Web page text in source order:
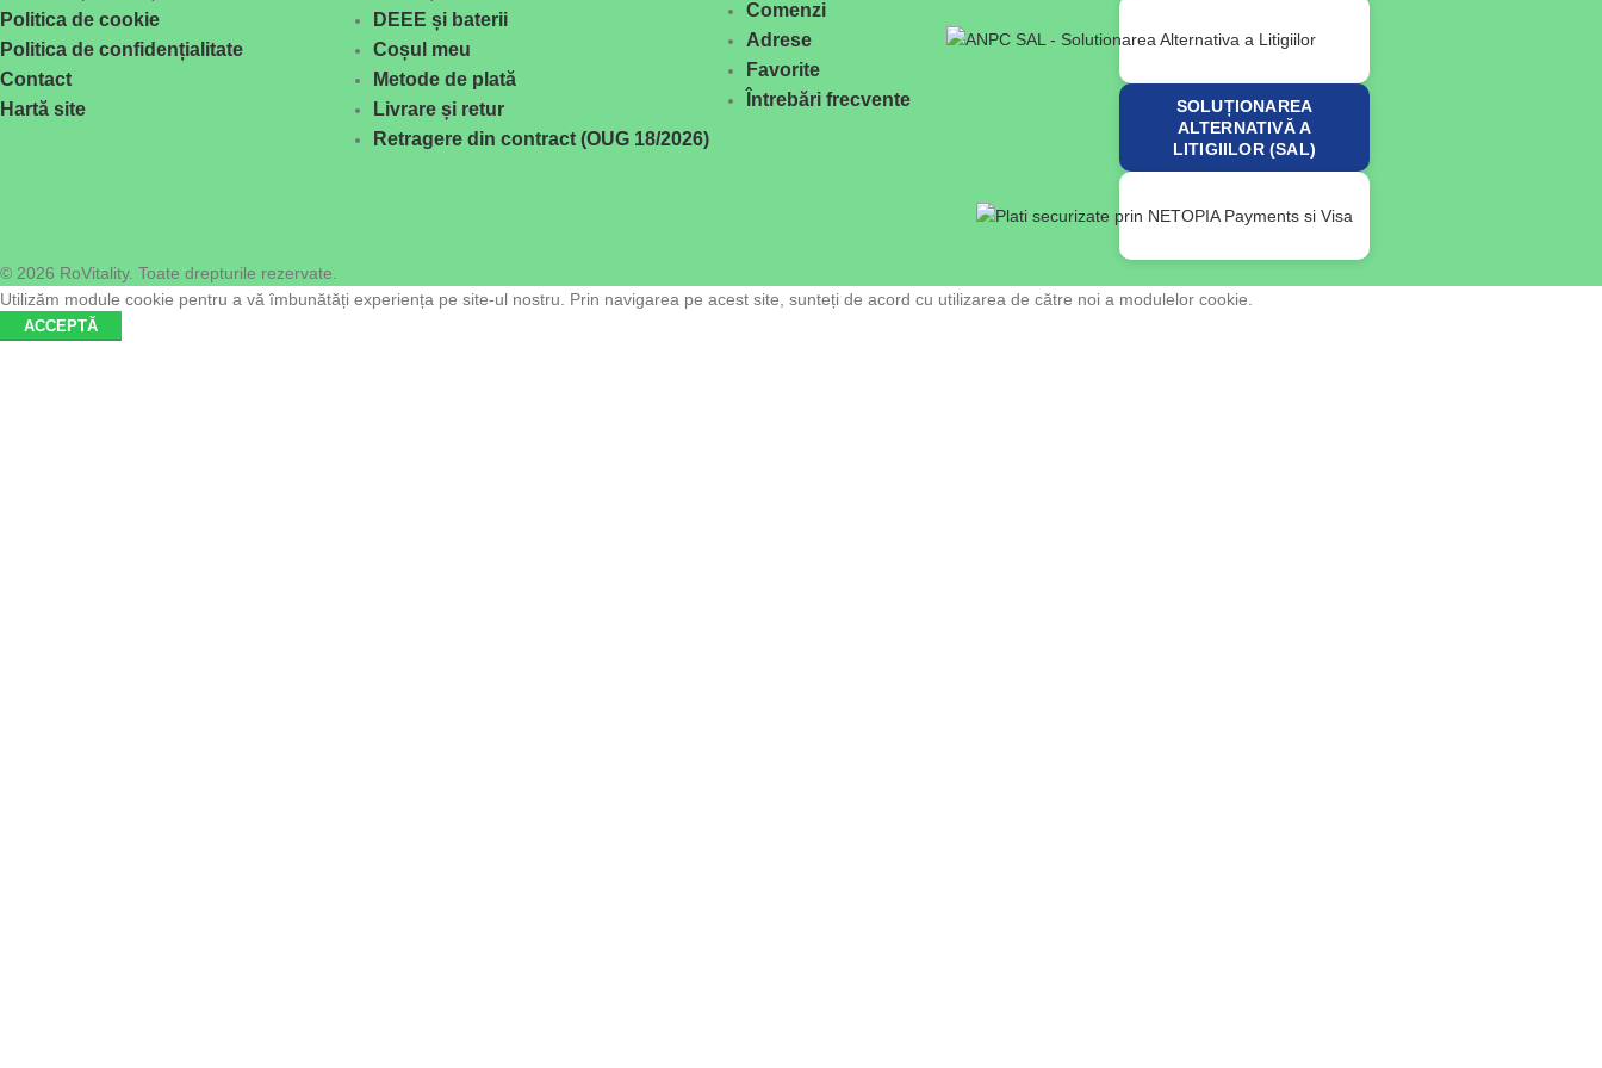
Politica de cookie
Politica de confidențialitate
Contact
Hartă site
DEEE și baterii
Coșul meu
Metode de plată
Livrare și retur
Retragere din contract (OUG 18/2026)
Comenzi
Adrese
Favorite
Întrebări frecvente
SOLUȚIONAREA
ALTERNATIVĂ A
LITIGIILOR (SAL)
© 2026 RoVitality. Toate drepturile rezervate.
Utilizăm module cookie pentru a vă îmbunătăți experiența pe site-ul nostru. Prin navigarea pe acest site, sunteți de acord cu utilizarea de către noi a modulelor cookie.
ACCEPTĂ